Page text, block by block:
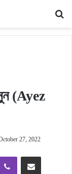
(Ayez
27, 2022
Viber Share via Email